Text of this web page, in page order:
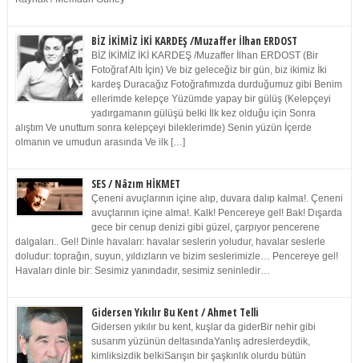
BİZ İKİMİZ İKİ KARDEŞ /Muzaffer İlhan ERDOST
BİZ İKİMİZ İKİ KARDEŞ /Muzaffer İlhan ERDOST (Bir
Fotoğraf Altı İçin) Ve biz geleceğiz bir gün, biz ikimiz İki
kardeş Duracağız Fotoğrafımızda durduğumuz gibi Benim
ellerimde kelepçe Yüzümde yapay bir gülüş (Kelepçeyi
yadırgamanın gülüşü belki İlk kez olduğu için Sonra
alıştım Ve unuttum sonra kelepçeyi bileklerimde) Senin yüzün İçerde
olmanın ve umudun arasında Ve ilk […]
SES / Nâzım HİKMET
Çeneni avuçlarının içine alıp, duvara dalıp kalma!. Çeneni
avuçlarının içine alma!. Kalk! Pencereye gel! Bak! Dışarda
gece bir cenup denizi gibi güzel, çarpıyor pencerene
dalgaları.. Gel! Dinle havaları: havalar seslerin yoludur, havalar seslerle
doludur: toprağın, suyun, yıldızların ve bizim seslerimizle… Pencereye gel!
Havaları dinle bir: Sesimiz yanındadır, sesimiz seninledir…
Gidersen Yıkılır Bu Kent / Ahmet Telli
Gidersen yıkılır bu kent, kuşlar da giderBir nehir gibi
susarım yüzünün deltasındaYanlış adreslerdeydik,
kimliksizdik belkiSarışın bir şaşkınlık olurdu bütün